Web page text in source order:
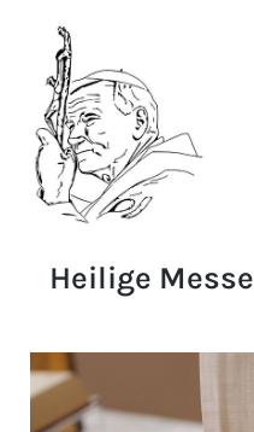
Heilige Messe